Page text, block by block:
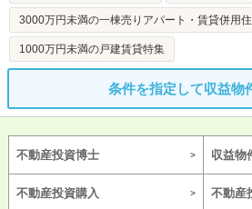
3000万円未満の一棟売りアパート・賃貸併用
1000万円未満の戸建賃貸特集
条件を指定して収益物
不動産投資博士 収益物
不動産投資購入 不動産